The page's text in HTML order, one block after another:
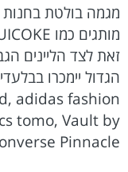
מגמה בולטת
זאת לצד הליינים
adidas fashion
tomo, Vault by
Pinnacle.